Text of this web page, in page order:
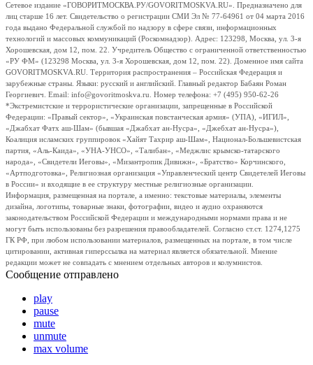
Сетевое издание «ГОВОРИТМОСКВА.РУ/GOVORITMOSKVA.RU». Предназначено для
лиц старше 16 лет. Свидетельство о регистрации СМИ Эл № 77-64961 от 04 марта 2016
года выдано Федеральной службой по надзору в сфере связи, информационных
технологий и массовых коммуникаций (Роскомнадзор). Адрес: 123298, Москва, ул. 3-я
Хорошевская, дом 12, пом. 22. Учредитель Общество с ограниченной ответственностью
«РУ ФМ» (123298 Москва, ул. 3-я Хорошевская, дом 12, пом. 22). Доменное имя сайта
GOVORITMOSKVA.RU. Территория распространения – Российская Федерация и
зарубежные страны. Языки: русский и английский. Главный редактор Бабаян Роман
Георгиевич. Email: info@govoritmoskva.ru. Номер телефона: +7 (495) 950-62-26
*Экстремистские и террористические организации, запрещенные в Российской
Федерации: «Правый сектор», «Украинская повстанческая армия» (УПА), «ИГИЛ»,
«Джабхат Фатх аш-Шам» (бывшая «Джабхат ан-Нусра», «Джебхат ан-Нусра»),
Коалиция исламских группировок «Хайят Тахрир аш-Шам», Национал-Большевистская
партия, «Аль-Каида», «УНА-УНСО», «Талибан», «Меджлис крымско-татарского
народа», «Свидетели Иеговы», «Мизантропик Дивижн», «Братство» Корчинского,
«Артподготовка», Религиозная организация «Управленческий центр Свидетелей Иеговы
в России» и входящие в ее структуру местные религиозные организации.
Информация, размещенная на портале, а именно: текстовые материалы, элементы
дизайна, логотипы, товарные знаки, фотографии, видео и аудио охраняются
законодательством Российской Федерации и международными нормами права и не
могут быть использованы без разрешения правообладателей. Согласно ст.ст. 1274,1275
ГК РФ, при любом использовании материалов, размещенных на портале, в том числе
цитировании, активная гиперссылка на материал является обязательной. Мнение
редакции может не совпадать с мнением отдельных авторов и колумнистов.
Сообщение отправлено
play
pause
mute
unmute
max volume